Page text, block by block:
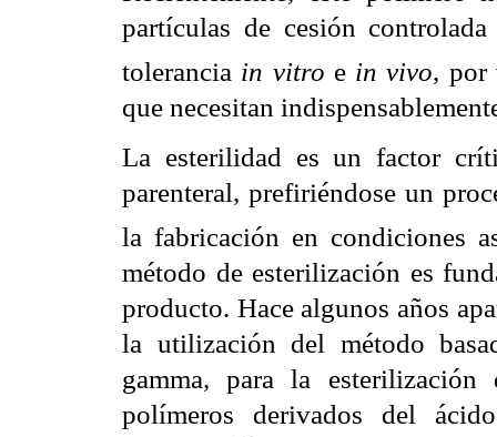
partículas de cesión
tolerancia in vitro e in vivo, por
que necesitan
La esterilidad es un factor
parenteral, prefiriéndose un
la fabricación en condiciones
método de esterilización es
producto. Hace algunos años
la utilización del método
gamma, para la esterilización
polímeros derivados del